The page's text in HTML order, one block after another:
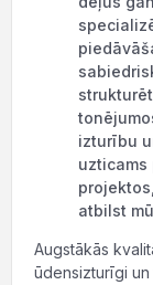
izturību
atbilst
Augstākās
ūdensizturīgi un